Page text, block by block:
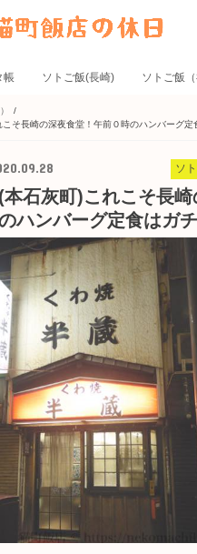
帳 ソトご飯(長崎) ソトご飯（
そ長崎の深夜食堂！午前０時のハンバーグ定
ソ
本石灰町)これこそ長
ハンバーグ定食はガチ